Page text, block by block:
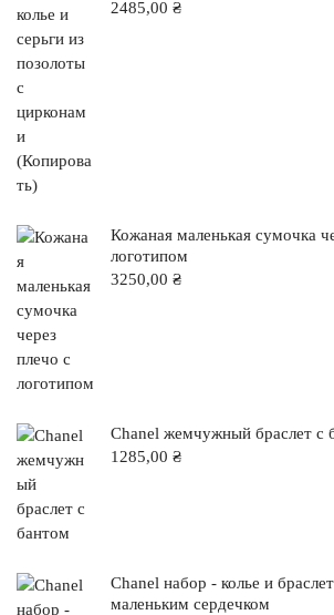
2485,00 ₴
Кожаная маленькая сумочка
логотипом
3250,00 ₴
Chanel жемчужный браслет с
1285,00 ₴
Chanel набор - колье и
маленьким сердечком